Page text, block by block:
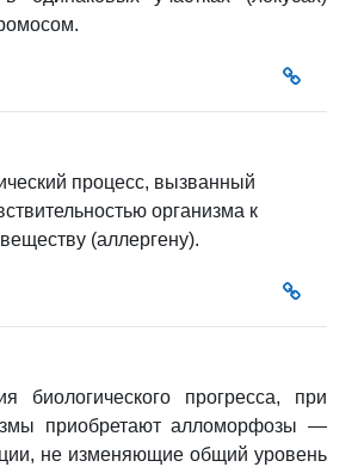
процесс, вызванный
организма к
(аллергену).
биологического прогресса, при
приобретают алломорфозы —
не изменяющие общий уровень